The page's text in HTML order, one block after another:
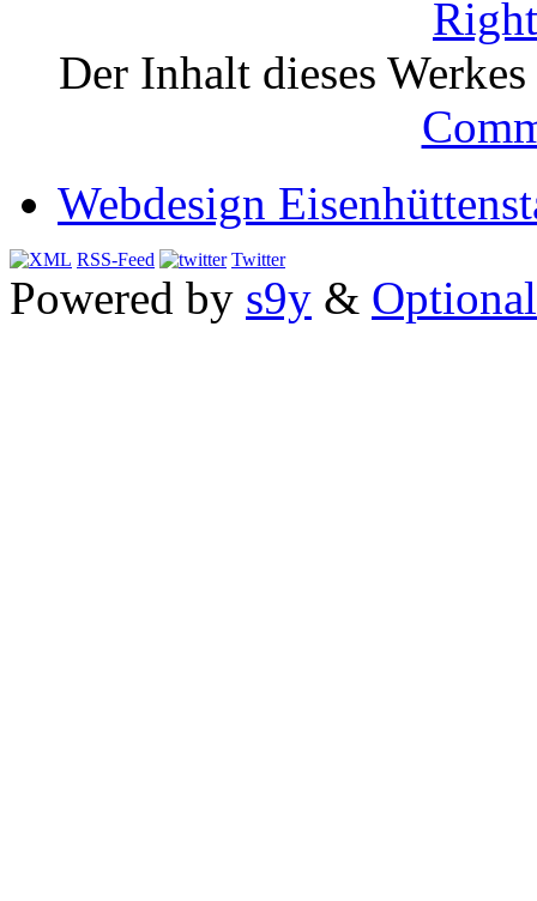
Der Inhalt dieses
Webdesign
RSS-Feed Twitter
Powered by s9y &